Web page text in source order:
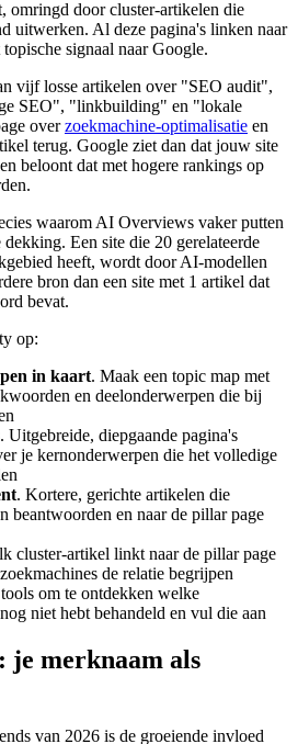
omringd door cluster-artikelen die
uitwerken. Al deze pagina's linken naar
signaal naar Google.
vijf losse artikelen over "SEO audit",
SEO", "linkbuilding" en "lokale
overzoekmachine-optimalisatie en
terug. Google ziet dan dat jouw site
beloont dat met hogere rankings op
waarom AI Overviews vaker putten
Een site die 20 gerelateerde
heeft, wordt door AI-modellen
bron dan een site met 1 artikel dat
bevat.
op:
in kaart. Maak een topic map met
en deelonderwerpen die bij
. Uitgebreide, diepgaande pagina's
je kernonderwerpen die het volledige
. Kortere, gerichte artikelen die
beantwoorden en naar de pillar page
cluster-artikel linkt naar de pillar page
de relatie begrijpen
om te ontdekken welke
niet hebt behandeld en vul die aan
je merknaam als
van 2026 is de groeiende invloed